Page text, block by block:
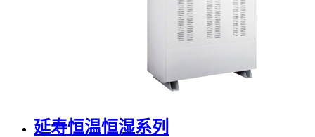
延寿恒温恒湿系列